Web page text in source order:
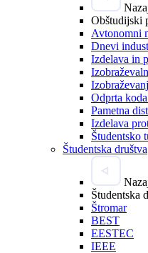
Obštudijski
Avtonomni
Dnevi
Izdelava in
Odprta
Pametna
Izdelava
Študentsko
Študentska društva
Študentska
Štromar
BEST
EESTEC
IEEE